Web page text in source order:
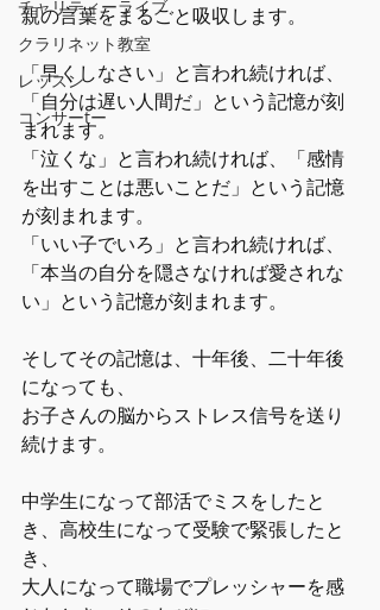
チャリティーライブ
クラリネット教室
レッスン
コンサーtー
親の言葉をまるごと吸収します。
「早くしなさい」と言われ続ければ、
「自分は遅い人間だ」という記憶が刻
まれます。
「泣くな」と言われ続ければ、「感情
を出すことは悪いことだ」という記憶
が刻まれます。
「いい子でいろ」と言われ続ければ、
「本当の自分を隠さなければ愛されな
い」という記憶が刻まれます。
そしてその記憶は、十年後、二十年後
になっても、
お子さんの脳からストレス信号を送り
続けます。
中学生になって部活でミスをしたと
き、高校生になって受験で緊張したと
き、
大人になって職場でプレッシャーを感